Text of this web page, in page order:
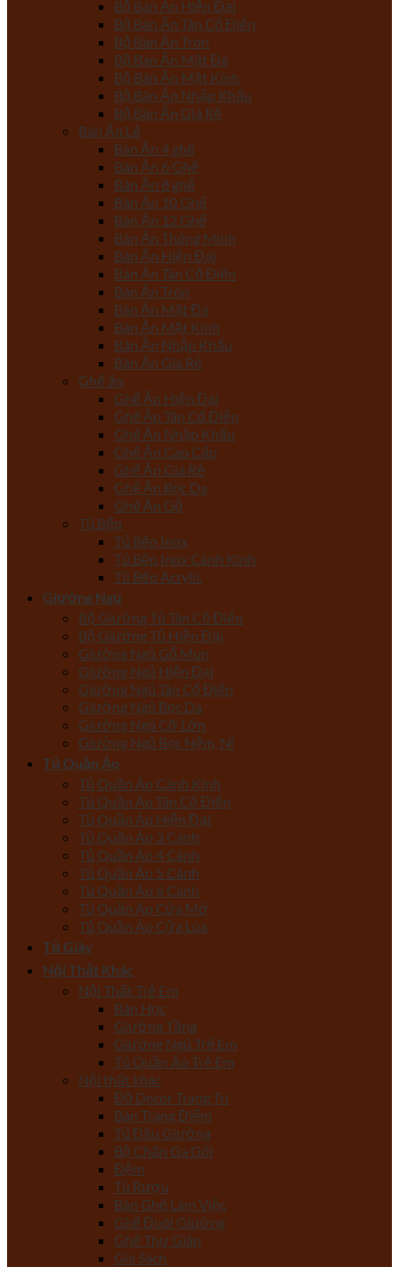
Bộ Bàn Ăn Hiện Đại
Bộ Bàn Ăn Tân Cổ Điển
Bộ Bàn Ăn Tròn
Bộ Bàn Ăn Mặt Đá
Bộ Bàn Ăn Mặt Kính
Bộ Bàn Ăn Nhập Khẩu
Bộ Bàn Ăn Giá Rẻ
Bàn Ăn Lẻ
Bàn Ăn 4 ghế
Bàn Ăn 6 Ghế
Bàn Ăn 8 ghế
Bàn Ăn 10 Ghế
Bàn Ăn 12 Ghế
Bàn Ăn Thông Minh
Bàn Ăn Hiện Đại
Bàn Ăn Tân Cổ Điển
Bàn Ăn Tròn
Bàn Ăn Mặt Đá
Bàn Ăn Mặt Kính
Bàn Ăn Nhập Khẩu
Bàn Ăn Giá Rẻ
Ghế ăn
Ghế Ăn Hiện Đại
Ghế Ăn Tân Cổ Điển
Ghế Ăn Nhập Khẩu
Ghế Ăn Cao Cấp
Ghế Ăn Giá Rẻ
Ghế Ăn Bọc Da
Ghế Ăn Gỗ
Tủ Bếp
Tủ Bếp Inox
Tủ Bếp Inox Cánh Kính
Tủ Bếp Acrylic
Giường Ngủ
Bộ Giường Tủ Tân Cổ Điển
Bộ Giường Tủ Hiện Đại
Giường Ngủ Gỗ Mun
Giường Ngủ Hiện Đại
Giường Ngủ Tân Cổ Điển
Giường Ngủ Bọc Da
Giường Ngủ Cỡ Lớn
Giường Ngủ Bọc Nệm, Nỉ
Tủ Quần Áo
Tủ Quần Áo Cánh Kính
Tủ Quần Áo Tân Cổ Điển
Tủ Quần Áo Hiện Đại
Tủ Quần Áo 3 Cánh
Tủ Quần Áo 4 Cánh
Tủ Quần Áo 5 Cánh
Tủ Quần Áo 6 Cánh
Tủ Quần Áo Cửa Mở
Tủ Quần Áo Cửa Lùa
Tủ Giày
Nội Thất Khác
Nội Thất Trẻ Em
Bàn Học
Giường Tầng
Giường Ngủ Trẻ Em
Tủ Quần Áo Trẻ Em
Nội thất khác
Đồ Decor Trang Trí
Bàn Trang Điểm
Tủ Đầu Giường
Bộ Chăn Ga Gối
Đệm
Tủ Rượu
Bàn Ghế Làm Việc
Ghế Đuôi Giường
Ghế Thư Giãn
Giá Sách